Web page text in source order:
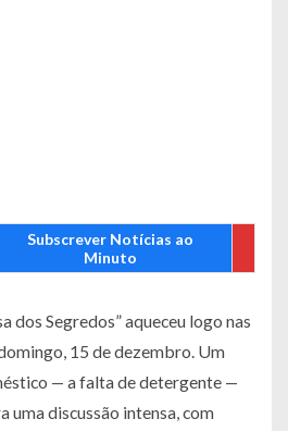
Subscrever Notícias ao
Minuto
dos Segredos” aqueceu logo nas
15 de dezembro. Um
— a falta de detergente —
uma discussão intensa, com